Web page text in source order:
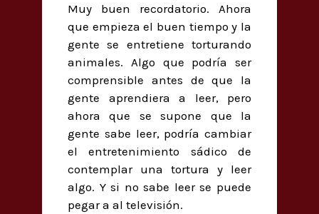
Muy buen recordatorio. Ahora
que empieza el buen tiempo y la
gente se entretiene torturando
animales. Algo que podría ser
comprensible antes de que la
gente aprendiera a leer, pero
ahora que se supone que la
gente sabe leer, podría cambiar
el entretenimiento sádico de
contemplar una tortura y leer
algo. Y si no sabe leer se puede
pegar a al televisión.